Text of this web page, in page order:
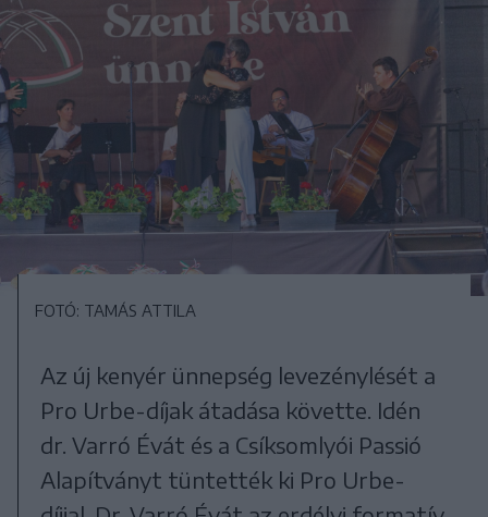
FOTÓ: TAMÁS ATTILA
Az új kenyér ünnepség levezénylését a
Pro Urbe-díjak átadása követte. Idén
dr. Varró Évát és a Csíksomlyói Passió
Alapítványt tüntették ki Pro Urbe-